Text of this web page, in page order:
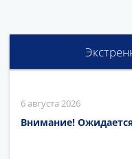
6 августа 2026
Внимание!